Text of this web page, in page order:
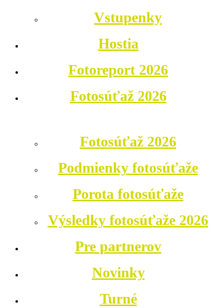
Vstupenky
Hostia
Fotoreport 2026
Fotosúťaž 2026
Fotosúťaž 2026
Podmienky fotosúťaže
Porota fotosúťaže
Výsledky fotosúťaže 2026
Pre partnerov
Novinky
Turné